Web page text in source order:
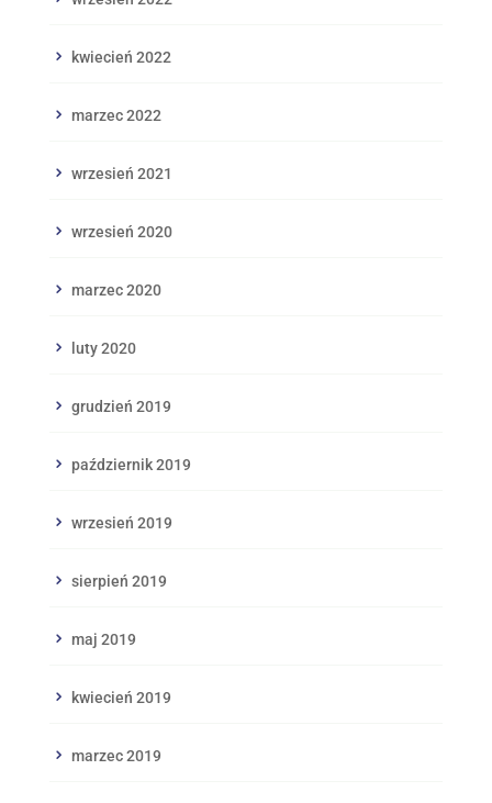
kwiecień 2022
marzec 2022
wrzesień 2021
wrzesień 2020
marzec 2020
luty 2020
grudzień 2019
październik 2019
wrzesień 2019
sierpień 2019
maj 2019
kwiecień 2019
marzec 2019